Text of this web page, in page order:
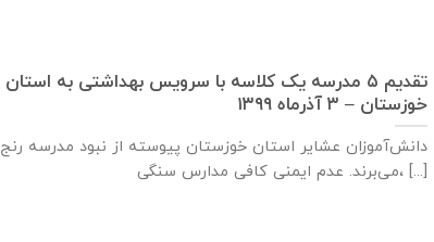
تقدیم ۵ مدرسه یک کلاسه با سرويس بهداشتی به استان
خوزستان – ۳ آذر‌ماه ۱۳۹۹
دانش‌آموزان عشایر استان خوزستان پيوسته از نبود مدرسه رنج
می‌برند. عدم ایمنی کافی مدارس سنگی، [...]